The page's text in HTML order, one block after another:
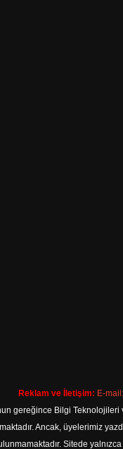
Reklam ve İletişim: E-
gereğince Bilgi
Ancak, üyelerimiz
Sitede